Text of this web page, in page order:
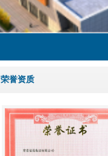
荣誉资质